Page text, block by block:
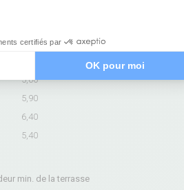
certifiés par
OK pour moi
4,60
5,00
5,90
6,40
5,40
min. de la terrasse